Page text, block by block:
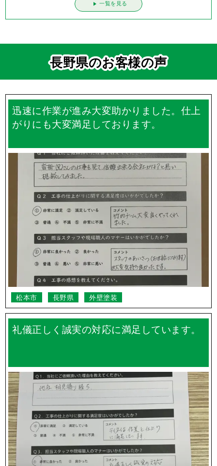
一覧を見る
長野県のお客様の声
迅速に作業が進み大変助かりました。仕上
がりにも大変満足しております。
松本市 長野県 外壁塗装
礼儀正しく誠実の対応に満足しています。